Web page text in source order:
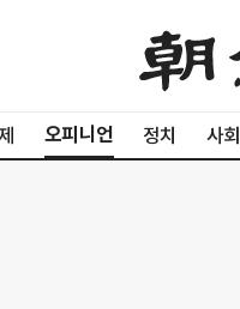
오피니언 정치 사회